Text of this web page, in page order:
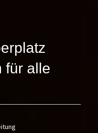
für alle